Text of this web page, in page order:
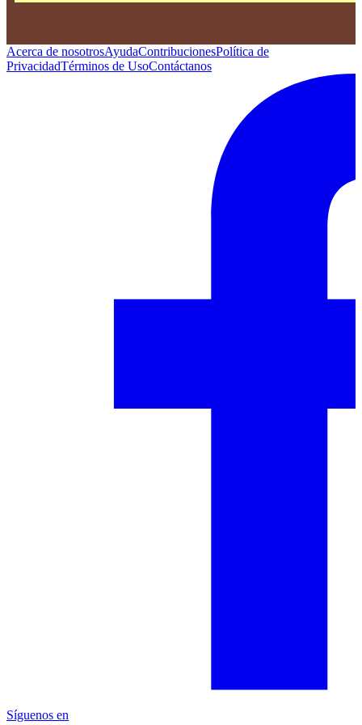
Acerca de nosotrosAyudaContribucionesPolítica de
PrivacidadTérminos de UsoContáctanos
Síguenos en